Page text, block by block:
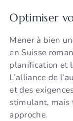
Optimiser
Mener à bien
en Suisse
planification et
L’alliance de
et des
stimulant, mais
approche.